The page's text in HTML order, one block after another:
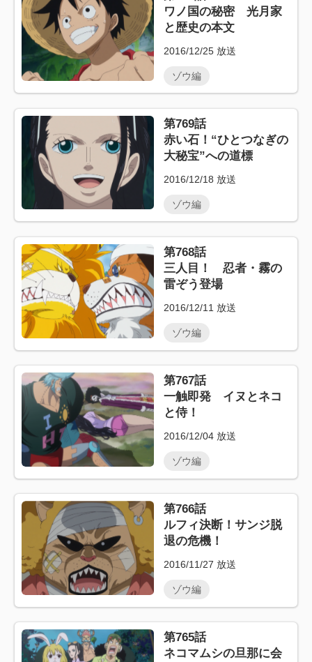
ワノ国の秘密 光月家
と歴史の本文
2016/12/25 放送
ゾウ編
第769話
赤い石！“ひとつなぎの
大秘宝”への道標
2016/12/18 放送
ゾウ編
第768話
三人目！ 忍者・霧の
雷ぞう登場
2016/12/11 放送
ゾウ編
第767話
一触即発 イヌとネコ
と侍！
2016/12/04 放送
ゾウ編
第766話
ルフィ決断！サンジ脱
退の危機！
2016/11/27 放送
ゾウ編
第765話
ネコマムシの旦那に会